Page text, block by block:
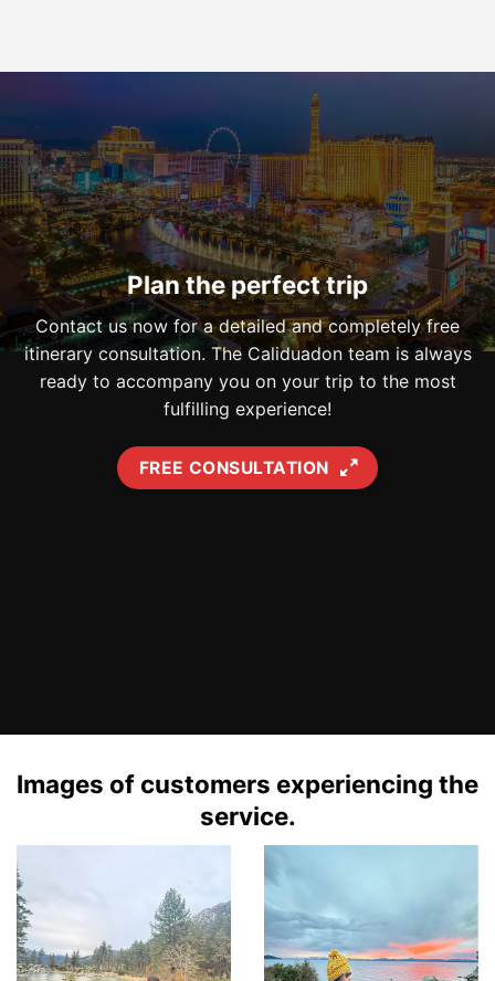
Plan the perfect trip
Contact us now for a detailed and completely free
itinerary consultation. The Caliduadon team is always
ready to accompany you on your trip to the most
fulfilling experience!
FREE CONSULTATION
Images of customers experiencing the
service.